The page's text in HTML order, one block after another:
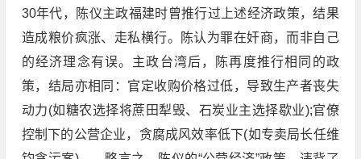
30年代，陈仪主政福建时曾推行过上述经济政策，结果
造成粮价疯涨、走私横行。陈认为罪在奸商，而非自己
的经济理念有误。主政台湾后，陈再度推行相同的政
策，结局亦相同：官定收购价格过低，导致生产者丧失
动力(如糖农选择将蔗田犁毁、石炭业主选择歇业);官僚
控制下的公营企业，贪腐成风效率低下(如专卖局长任维